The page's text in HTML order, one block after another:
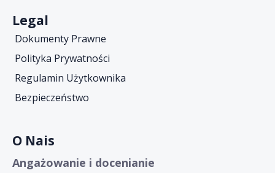
Legal
Dokumenty Prawne
Polityka Prywatności
Regulamin Użytkownika
Bezpieczeństwo
O Nais
Angażowanie i docenianie